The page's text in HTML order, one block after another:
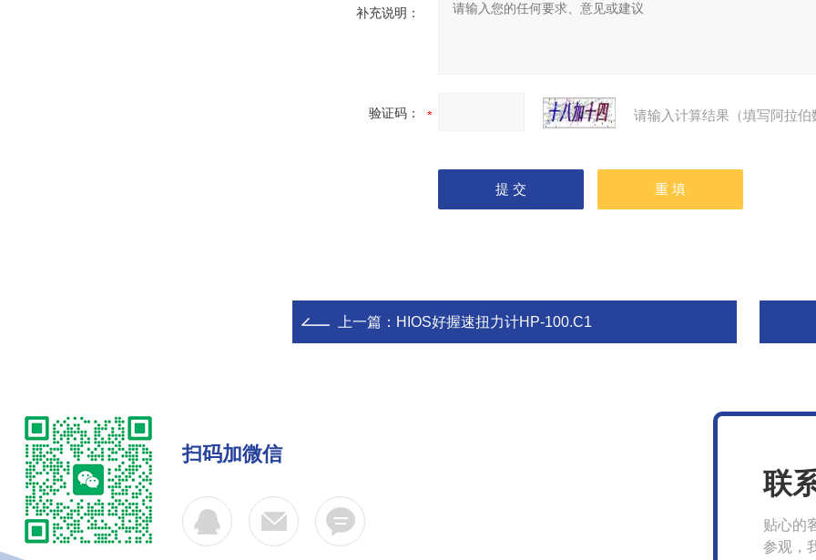
补充说明：
验证码： 请输入计算结果（填写阿拉
上一篇： HIOS好握速扭力计HP-100.C1
扫码加微信
联
贴心的
参观，